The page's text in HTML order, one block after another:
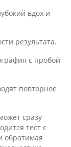
вдох и
результата.
с пробой
повторное
сразу
тест с
обратимая